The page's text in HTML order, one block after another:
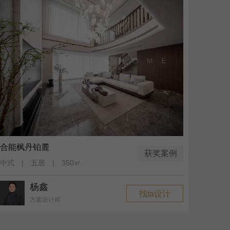
获奖案例
合能枫丹铂麓
中式 | 五居 | 350㎡
杨鑫
方案设计师
找ta设计